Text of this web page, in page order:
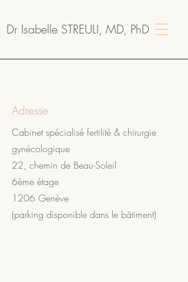
Dr Isabelle STREULI, MD, PhD
Adresse
Cabinet spécialisé fertilité & chirurgie
gynécologique
22, chemin de Beau-Soleil
6ème étage
1206 Genève
(parking disponible dans le bâtiment)